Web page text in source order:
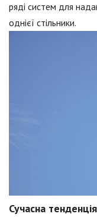
ряді систем для
однієї стільники.
Сучасна тенденція